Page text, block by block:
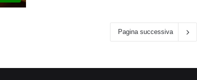
Pagina successiva